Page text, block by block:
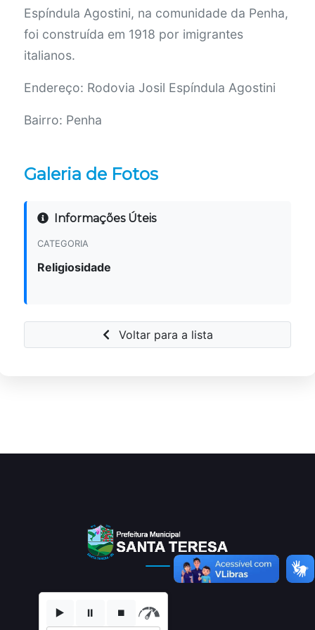
Espíndula Agostini, na comunidade da Penha,
foi construída em 1918 por imigrantes
italianos.
Endereço: Rodovia Josil Espíndula Agostini
Bairro: Penha
Galeria de Fotos
Informações Úteis
CATEGORIA
Religiosidade
Voltar para a lista
▶️ ⏸️ ⏹️